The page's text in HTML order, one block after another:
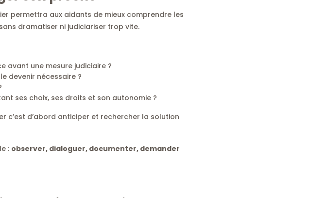
permettra aux aidants de mieux comprendre les
dramatiser ni judiciariser trop vite.
avant une mesure judiciaire ?
devenir nécessaire ?
ses choix, ses droits et son autonomie ?
c’est d’abord anticiper et rechercher la solution
: observer, dialoguer, documenter, demander